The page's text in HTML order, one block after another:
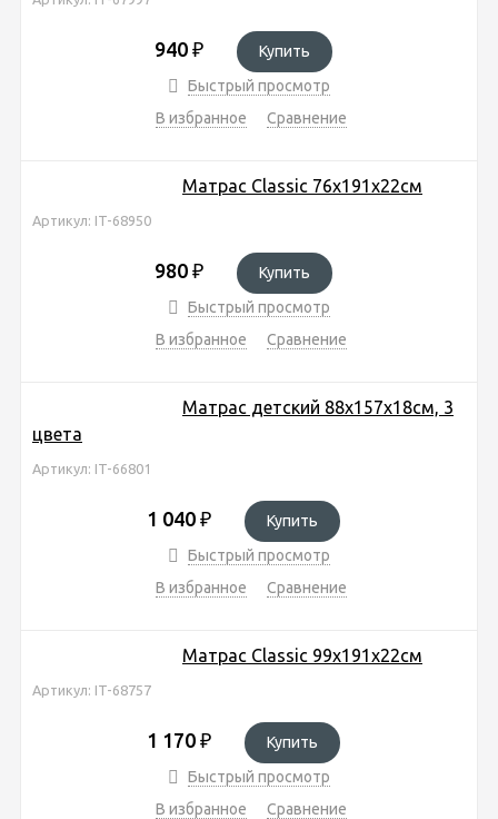
940 ₽
Купить
Быстрый просмотр
В избранное
Сравнение
Матрас Classic 76х191х22см
Артикул: IT-68950
980 ₽
Купить
Быстрый просмотр
В избранное
Сравнение
Матрас детский 88х157х18см, 3
цвета
Артикул: IT-66801
1 040 ₽
Купить
Быстрый просмотр
В избранное
Сравнение
Матрас Classic 99х191х22см
Артикул: IT-68757
1 170 ₽
Купить
Быстрый просмотр
В избранное
Сравнение